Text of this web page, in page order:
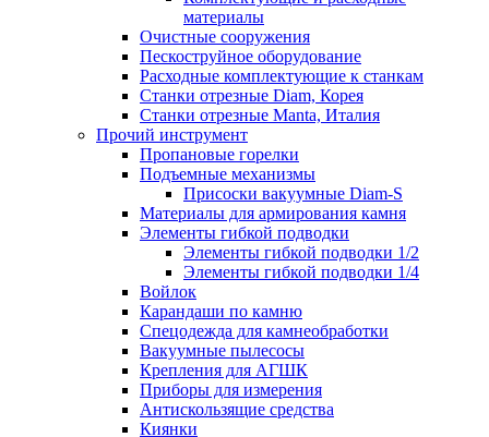
материалы
Очистные сооружения
Пескоструйное оборудование
Расходные комплектующие к станкам
Станки отрезные Diam, Корея
Станки отрезные Manta, Италия
Прочий инструмент
Пропановые горелки
Подъeмные механизмы
Присоски вакуумные Diam-S
Материалы для армирования камня
Элементы гибкой подводки
Элементы гибкой подводки 1/2
Элементы гибкой подводки 1/4
Войлок
Карандаши по камню
Спецодежда для камнеобработки
Вакуумные пылесосы
Крепления для АГШК
Приборы для измерения
Антискользящие средства
Киянки